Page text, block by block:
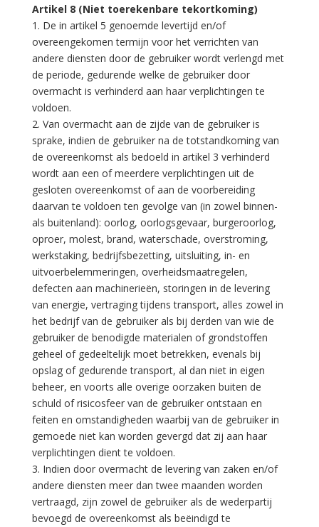
Artikel 8 (Niet toerekenbare tekortkoming)
1. De in artikel 5 genoemde levertijd en/of
overeengekomen termijn voor het verrichten van
andere diensten door de gebruiker wordt verlengd met
de periode, gedurende welke de gebruiker door
overmacht is verhinderd aan haar verplichtingen te
voldoen.
2. Van overmacht aan de zijde van de gebruiker is
sprake, indien de gebruiker na de totstandkoming van
de overeenkomst als bedoeld in artikel 3 verhinderd
wordt aan een of meerdere verplichtingen uit de
gesloten overeenkomst of aan de voorbereiding
daarvan te voldoen ten gevolge van (in zowel binnen-
als buitenland): oorlog, oorlogsgevaar, burgeroorlog,
oproer, molest, brand, waterschade, overstroming,
werkstaking, bedrijfsbezetting, uitsluiting, in- en
uitvoerbelemmeringen, overheidsmaatregelen,
defecten aan machinerieën, storingen in de levering
van energie, vertraging tijdens transport, alles zowel in
het bedrijf van de gebruiker als bij derden van wie de
gebruiker de benodigde materialen of grondstoffen
geheel of gedeeltelijk moet betrekken, evenals bij
opslag of gedurende transport, al dan niet in eigen
beheer, en voorts alle overige oorzaken buiten de
schuld of risicosfeer van de gebruiker ontstaan en
feiten en omstandigheden waarbij van de gebruiker in
gemoede niet kan worden gevergd dat zij aan haar
verplichtingen dient te voldoen.
3. Indien door overmacht de levering van zaken en/of
andere diensten meer dan twee maanden worden
vertraagd, zijn zowel de gebruiker als de wederpartij
bevoegd de overeenkomst als beëindigd te